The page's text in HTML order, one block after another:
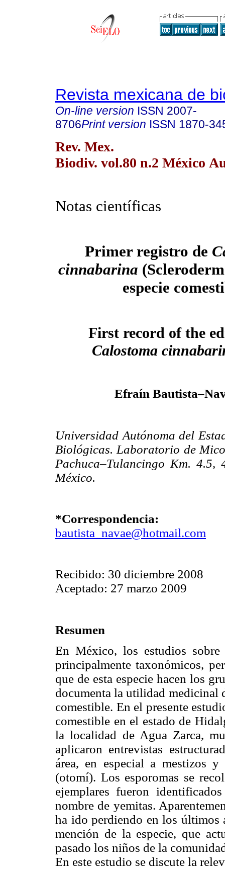
Revista mexicana de
On-line version ISSN 2007-
8706Print version ISSN 1870-
Rev. Mex.
Biodiv. vol.80 n.2 México
Notas científicas
Primer registro de
cinnabarina
especie
First record of the
Calostoma
Efraín
Universidad Autónoma del
Biológicas. Laboratorio de
Pachuca–Tulancingo Km.
México.
*Correspondencia:
bautista_navae@hotmail.com
Recibido: 30 diciembre 2008
Aceptado: 27 marzo 2009
Resumen
En México, los estudios
principalmente taxonómicos,
que de esta especie hacen los
documenta la utilidad medicinal
comestible. En el presente
comestible en el estado de
la localidad de Agua Zarca,
aplicaron entrevistas
área, en especial a mestizos
(otomí). Los esporomas se
ejemplares fueron
nombre de yemitas.
ha ido perdiendo en los últimos
mención de la especie, que
pasado los niños de la
En este estudio se discute la